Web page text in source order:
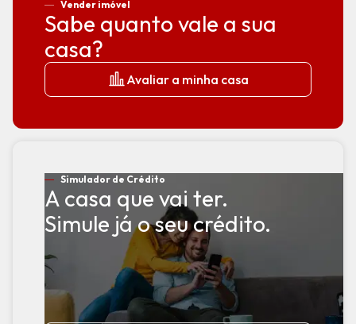
Vender imóvel
Sabe quanto vale a sua
casa?
Avaliar a minha casa
Simulador de Crédito
A casa que vai ter.
Simule já o seu crédito.